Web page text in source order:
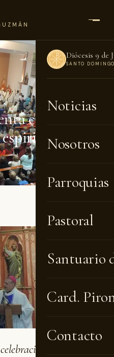
Diócesis 9 de
SANTO
Noticias
Nosotros
Parroquias
Pastoral
Santuario
Card.
Contacto
2017 · POR DIÓCESIS DE
con su
cargada de